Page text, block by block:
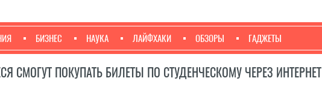
БИЗНЕС НАУКА ЛАЙФХАКИ ОБЗОРЫ ГАДЖЕТЫ
СМОГУТ ПОКУПАТЬ БИЛЕТЫ ПО СТУДЕНЧЕСКОМУ ЧЕРЕЗ ИНТЕРНЕТ